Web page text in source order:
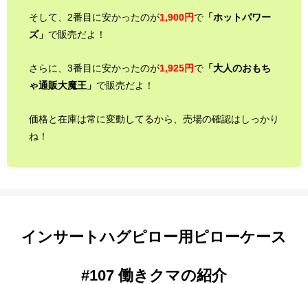
そして、2番目に安かったのが1,900円で 「ホットパワー
ズ」 で販売だよ！
さらに、3番目に安かったのが1,925円で 「大人のおもち
ゃ通販大魔王」 で販売だよ！
価格と在庫は常に変動してるから、売場の確認はしっかり
ね！
インサートハグピロー用ピローケース
#107 働きクマの紹介